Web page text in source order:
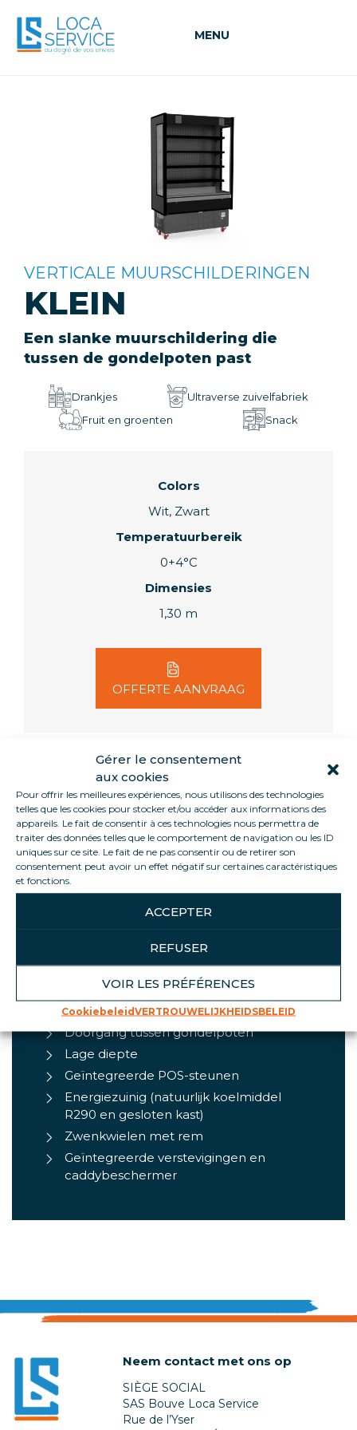
Gérer le consentement
aux cookies
Pour offrir les meilleures expériences, nous utilisons des technologies
telles que les cookies pour stocker et/ou accéder aux informations des
appareils. Le fait de consentir à ces technologies nous permettra de
traiter des données telles que le comportement de navigation ou les ID
uniques sur ce site. Le fait de ne pas consentir ou de retirer son
consentement peut avoir un effet négatif sur certaines caractéristiques
et fonctions.
ACCEPTER
REFUSER
VOIR LES PRÉFÉRENCES
CookiebeleidVERTROUWELIJKHEIDSBELEID
MENU
VERTICALE MUURSCHILDERINGEN
KLEIN
Een slanke muurschildering die
tussen de gondelpoten past
Drankjes
Ultraverse zuivelfabriek
Fruit en groenten
Snack
Colors
Wit, Zwart
Temperatuurbereik
0+4°C
Dimensies
1,30 m
OFFERTE AANVRAAG
Informations
De SMALL is een ondiepe, slanke koelwandunit,
ideaal voor kleine ruimtes of smalle gangpaden
dankzij de breedte van 1,30 m. De semi-
panoramische zijkanten en glazen deuren bieden
een uitstekend zicht op uw producten. Al onze
PRODUCTHOOGTEPUNTEN
Doorgang tussen gondelpoten
Lage diepte
Geïntegreerde POS-steunen
Energiezuinig (natuurlijk koelmiddel
R290 en gesloten kast)
Zwenkwielen met rem
Geïntegreerde verstevigingen en
caddybeschermer
Neem contact met ons op
SIÈGE SOCIAL
SAS Bouve Loca Service
Rue de l’Yser